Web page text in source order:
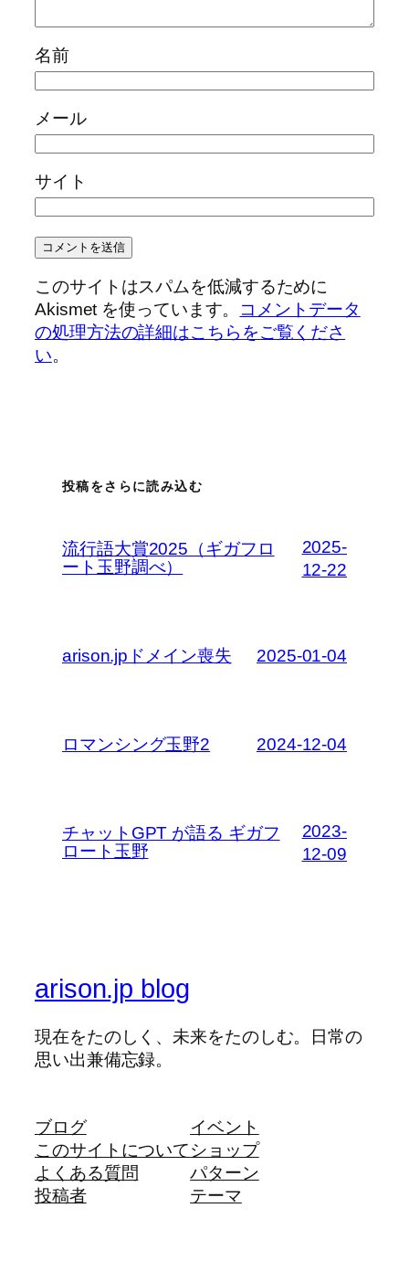
名前
メール
サイト
このサイトはスパムを低減するために
Akismet を使っています。
コメントデータ
の処理方法の詳細はこちらをご覧くださ
い。
投稿をさらに読み込む
流行語大賞2025（ギガフロ
ート玉野調べ）
2025-
12-22
arison.jpドメイン喪失 2025-01-04
ロマンシング玉野2 2024-12-04
チャットGPT が語る ギガフ
ロート玉野
2023-
12-09
arison.jp blog
現在をたのしく、未来をたのしむ。日常の
思い出兼備忘録。
ブログ
このサイトについて
よくある質問
投稿者
イベント
ショップ
パターン
テーマ